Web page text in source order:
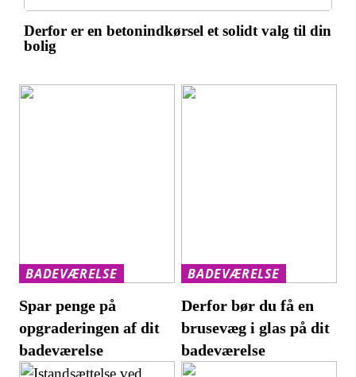
Derfor er en betonindkørsel et solidt valg til din
bolig
BADEVÆRELSE
Spar penge på
opgraderingen af dit
badeværelse
BADEVÆRELSE
Derfor bør du få en
brusevæg i glas på dit
badeværelse